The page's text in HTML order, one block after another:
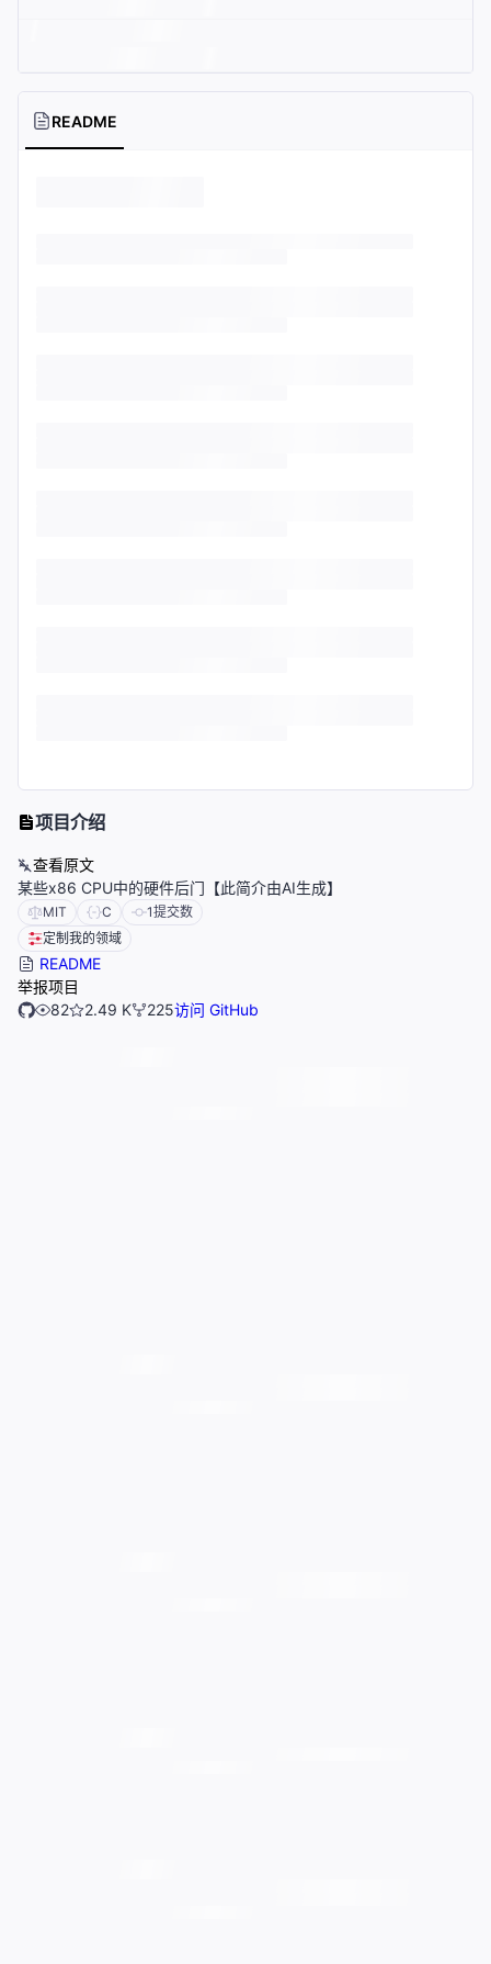
README
项目介绍
查看原文
某些x86 CPU中的硬件后门【此简介由AI生成】
MIT C 1提交数
定制我的领域
README
举报项目
82
2.49 K 225访问 GitHub